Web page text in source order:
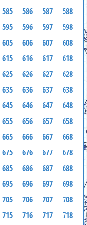
585 586 587
588
595 596 597
598
605 606 607
608
615 616 617
618
625 626 627
628
635 636 637
638
645 646 647
648
655 656 657
658
665 666 667
668
675 676 677
678
685 686 687
688
695 696 697
698
705 706 707
708
715 716 717
718